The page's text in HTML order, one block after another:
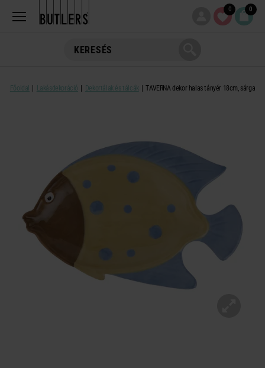
0 0
Főoldal Lakásdekoráció Dekortálak és tálcák TAVERNA dekor halas tányér 18cm, sárga